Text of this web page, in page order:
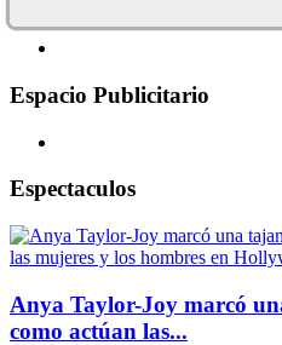
Espacio Publicitario
Espectaculos
Anya Taylor-Joy marcó
como actúan las...